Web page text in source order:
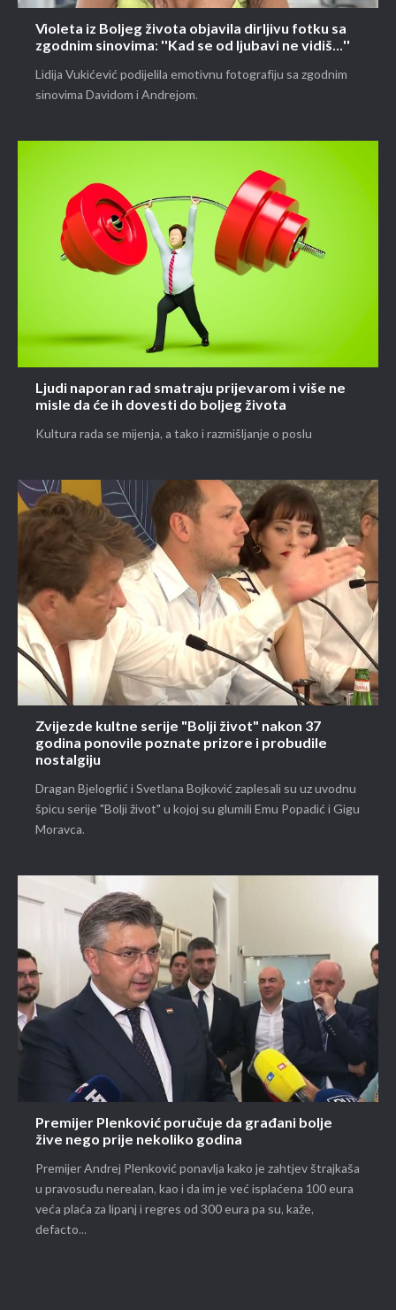
Violeta iz Boljeg života objavila dirljivu fotku sa
zgodnim sinovima: ''Kad se od ljubavi ne vidiš...''
Lidija Vukićević podijelila emotivnu fotografiju sa zgodnim
sinovima Davidom i Andrejom.
Ljudi naporan rad smatraju prijevarom i više ne
misle da će ih dovesti do boljeg života
Kultura rada se mijenja, a tako i razmišljanje o poslu
Zvijezde kultne serije "Bolji život" nakon 37
godina ponovile poznate prizore i probudile
nostalgiju
Dragan Bjelogrlić i Svetlana Bojković zaplesali su uz uvodnu
špicu serije "Bolji život" u kojoj su glumili Emu Popadić i Gigu
Moravca.
Premijer Plenković poručuje da građani bolje
žive nego prije nekoliko godina
Premijer Andrej Plenković ponavlja kako je zahtjev štrajkaša
u pravosuđu nerealan, kao i da im je već isplaćena 100 eura
veća plaća za lipanj i regres od 300 eura pa su, kaže,
defacto...